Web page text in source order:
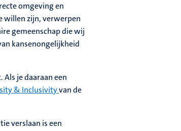
omgeving en
willen zijn, verwerpen
gemeenschap die wij
kansenongelijkheid
je daaraan een
& Inclusivityvan de
verslaan is een